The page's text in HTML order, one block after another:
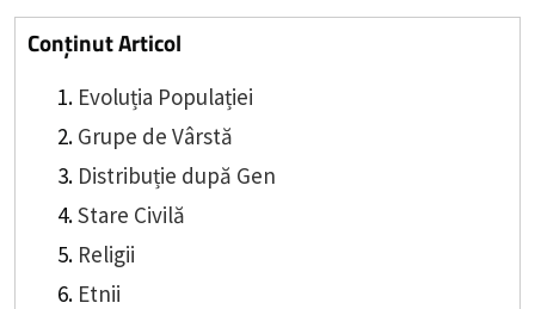
Conținut Articol
Evoluția Populației
Grupe de Vârstă
Distribuție după Gen
Stare Civilă
Religii
Etnii